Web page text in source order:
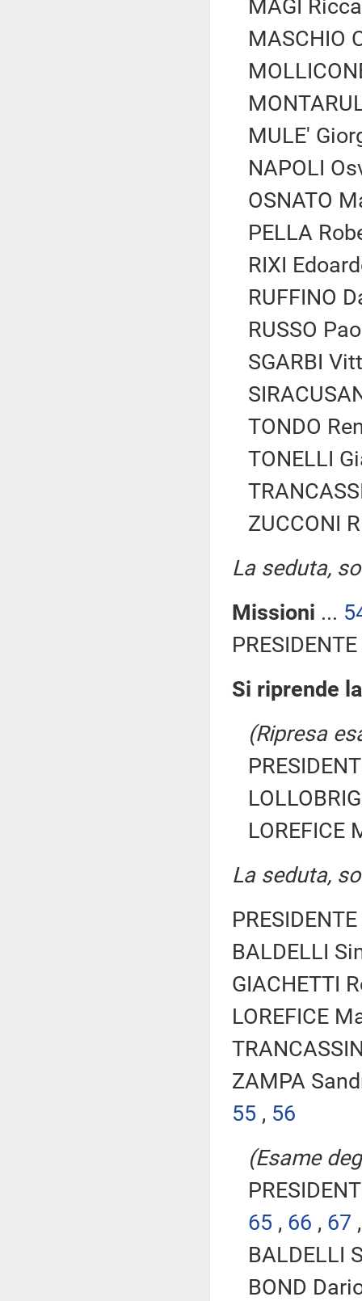
MAGI
MASCHIO
MULE'
NAPOLI
OSNATO
PELLA
RIXI
RUFFINO
RUSSO
SGARBI
TONDO
TONELLI
ZUCCONI
La seduta,
Missioni ...
Si riprende
(Ripresa
La seduta,
BALDELLI
GIACHETTI
LOREFICE
ZAMPA
55 , 56
(Esame
65 , 66 , 67
BALDELLI
BOND